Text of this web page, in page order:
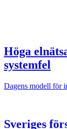
Höga
systemfel
Dagens modell för
Sveriges